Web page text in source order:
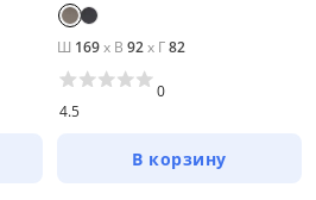
Ш 169x В 92x Г82
4.5
0
В корзину